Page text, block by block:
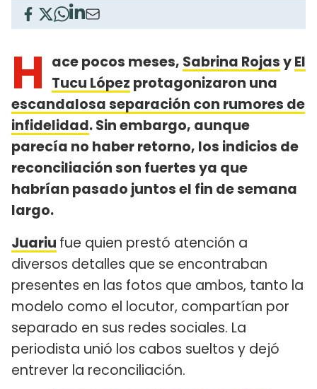
H ace pocos meses, Sabrina RojasyEl
Tucu López protagonizaron una
escandalosa separación con rumores de
infidelidad. Sin embargo, aunque
parecía no haber retorno, los indicios de
reconciliación son fuertes ya que
habrían pasado juntos el fin de semana
largo.
Juariu fue quien prestó atención a
diversos detalles que se encontraban
presentes en las fotos que ambos, tanto la
modelo como el locutor, compartían por
separado en sus redes sociales. La
periodista unió los cabos sueltos y dejó
entrever la reconciliación.